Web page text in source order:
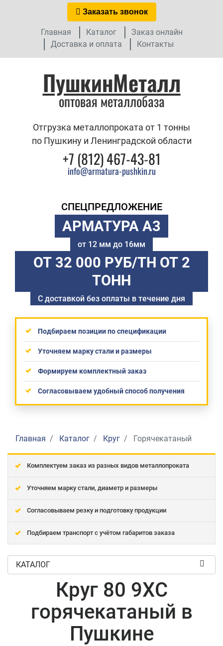
Заказать звонок
Главная Каталог
Заказ онлайн
Доставка и оплата
Контакты
ПушкинМеталл
оптовая металлобаза
Отгрузка металлопроката от 1 тонны
по Пушкину и Ленинградской области
+7 (812) 467-43-81
info@armatura-pushkin.ru
СПЕЦПРЕДЛОЖЕНИЕ
АРМАТУРА А3
от 12 мм до 16мм
ОТ 32 000 РУБ/ТН ОТ 2
ТОНН
С доставкой без оплаты в течение дня
Подбираем позиции по спецификации
Уточняем марку стали и размеры
Формируем комплектный заказ
Согласовываем удобный способ получения
Главная Каталог Круг Горячекатаный
Комплектуем заказ из разных видов металлопроката
Уточняем марку стали, диаметр и размеры
Согласовываем резку и подготовку продукции
Подбираем транспорт с учётом габаритов заказа
КАТАЛОГ
Круг 80 9ХС
горячекатаный в
Пушкине